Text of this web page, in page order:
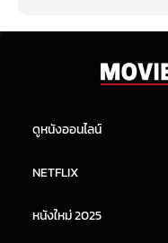
ดูหนังออนไลน์
หนังจีน
NETFLIX
หนังใหม่ 2025